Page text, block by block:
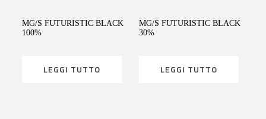
MG/S FUTURISTIC BLACK
100%
LEGGI TUTTO
MG/S FUTURISTIC BLACK
30%
LEGGI TUTTO